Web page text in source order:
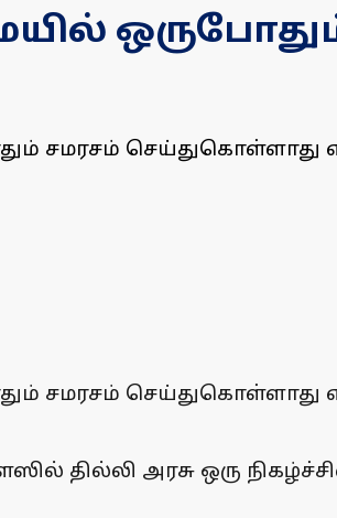
சமரசம் செய்துகொள்ளாது
சமரசம் செய்துகொள்ளாது
தில்லி அரசு ஒரு